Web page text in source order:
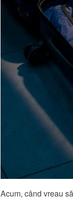
Acum, când vreau